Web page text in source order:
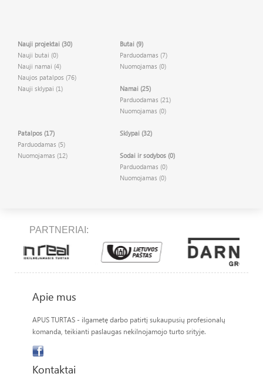
Nauji projektai (30)
Nauji butai (0)
Nauji namai (4)
Naujos patalpos (76)
Nauji sklypai (1)
Butai (9)
Parduodamas (7)
Nuomojamas (0)
Namai (25)
Parduodamas (21)
Nuomojamas (0)
Patalpos (17)
Parduodamas (5)
Nuomojamas (12)
Sklypai (32)
Sodai ir sodybos (0)
Parduodamas (0)
Nuomojamas (0)
PARTNERIAI:
Apie mus
APUS TURTAS - ilgametę darbo patirtį sukaupusių profesionalų
komanda, teikianti paslaugas nekilnojamojo turto srityje.
Kontaktai